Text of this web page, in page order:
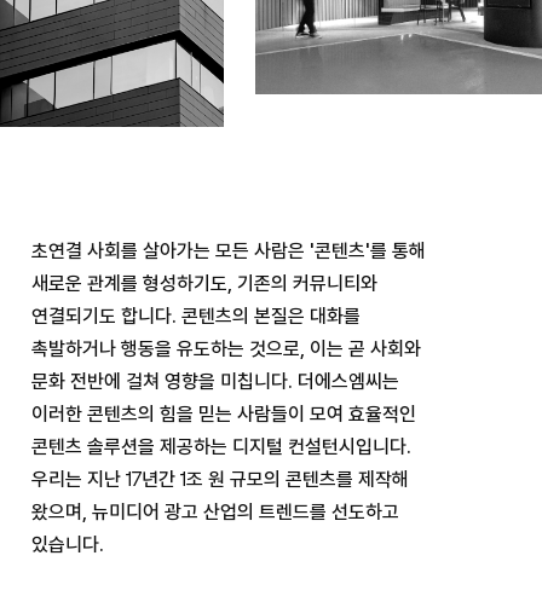
초연결 사회를 살아가는 모든 사람은 '콘텐츠'를 통해
새로운 관계를 형성하기도, 기존의 커뮤니티와
연결되기도 합니다. 콘텐츠의 본질은 대화를
촉발하거나 행동을 유도하는 것으로, 이는 곧 사회와
문화 전반에 걸쳐 영향을 미칩니다. 더에스엠씨는
이러한 콘텐츠의 힘을 믿는 사람들이 모여 효율적인
콘텐츠 솔루션을 제공하는 디지털 컨설턴시입니다.
우리는 지난 17년간 1조 원 규모의 콘텐츠를 제작해
왔으며, 뉴미디어 광고 산업의 트렌드를 선도하고
있습니다.